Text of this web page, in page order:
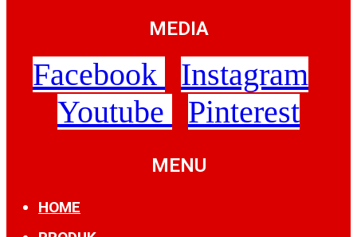
MEDIA
Facebook
Instagram
Youtube
Pinterest
MENU
HOME